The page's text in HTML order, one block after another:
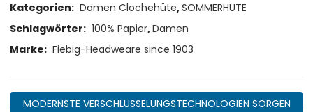
Kategorien: Damen Clochehüte,SOMMERHÜTE
Schlagwörter: 100% Papier,Damen
Marke: Fiebig-Headweare since 1903
MODERNSTE VERSCHLÜSSELUNGSTECHNOLOGIEN SORGEN